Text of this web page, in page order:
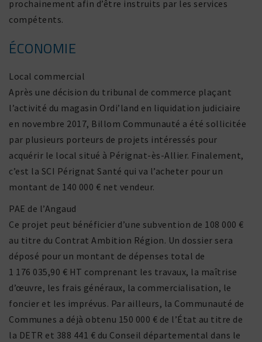
prochai­ne­ment afin d’être instruits par les services
compétents.
ÉCONOMIE
Local commer­cial
Après une déci­sion du tribunal de commerce plaçant
l’activité du magasin Ordi’land en liqui­da­tion judi­ciaire
en novembre 2017, Billom Communauté a été solli­citée
par plusieurs porteurs de projets inté­ressés pour
acquérir le local situé à Pérignat-ès-Allier. Finalement,
c’est la SCI Pérignat Santé qui va l’acheter pour un
montant de 140 000 € net vendeur.
PAE de l’Angaud
Ce projet peut béné­fi­cier d’une subven­tion de 108 000 €
au titre du Contrat Ambition Région. Un dossier sera
déposé pour un montant de dépenses total de
1 176 035,90 € HT compre­nant les travaux, la maîtrise
d’œuvre, les frais géné­raux, la commer­cia­li­sa­tion, le
foncier et les imprévus. Par ailleurs, la Communauté de
Communes a déjà obtenu 150 000 € de l’État au titre de
la DETR et 388 441 € du Conseil dépar­te­mental dans le